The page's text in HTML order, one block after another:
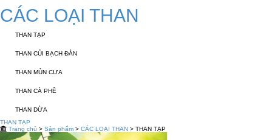
CÁC LOẠI THAN
THAN TẠP
THAN CỦI BẠCH ĐÀN
THAN MÙN CƯA
THAN CÀ PHÊ
THAN DỪA
THAN TẠP
Trang chủ > Sản phẩm > CÁC LOẠI THAN > THAN TẠP